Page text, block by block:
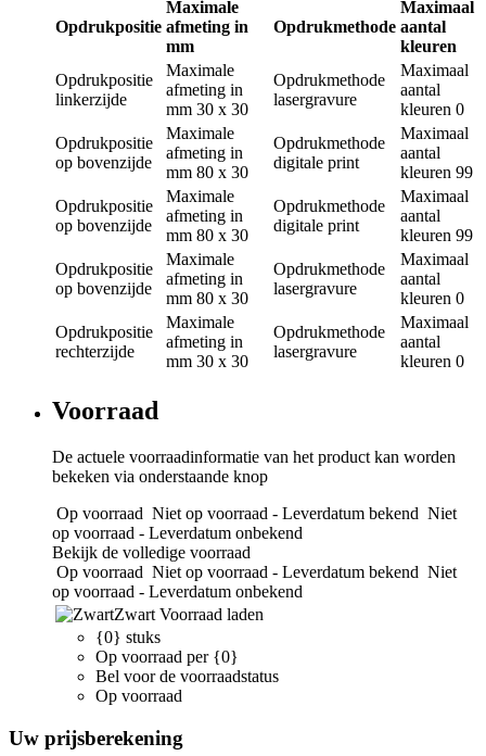
Opdrukpositie
Maximale
afmeting in
mm
Opdrukmethode
Maximaal
aantal
kleuren
Opdrukpositie
linkerzijde
Maximale
afmeting in
mm 30 x 30
Opdrukmethode
lasergravure
Maximaal
aantal
kleuren 0
Opdrukpositie
op bovenzijde
Maximale
afmeting in
mm 80 x 30
Opdrukmethode
digitale print
Maximaal
aantal
kleuren 99
Opdrukpositie
op bovenzijde
Maximale
afmeting in
mm 80 x 30
Opdrukmethode
digitale print
Maximaal
aantal
kleuren 99
Opdrukpositie
op bovenzijde
Maximale
afmeting in
mm 80 x 30
Opdrukmethode
lasergravure
Maximaal
aantal
kleuren 0
Opdrukpositie
rechterzijde
Maximale
afmeting in
mm 30 x 30
Opdrukmethode
lasergravure
Maximaal
aantal
kleuren 0
Voorraad
De actuele voorraadinformatie van het product kan worden
bekeken via onderstaande knop
Op voorraad Niet op voorraad - Leverdatum bekend Niet
op voorraad - Leverdatum onbekend
Bekijk de volledige voorraad
Op voorraad Niet op voorraad - Leverdatum bekend Niet
op voorraad - Leverdatum onbekend
Zwart Voorraad laden
{0} stuks
Op voorraad per {0}
Bel voor de voorraadstatus
Op voorraad
Uw prijsberekening